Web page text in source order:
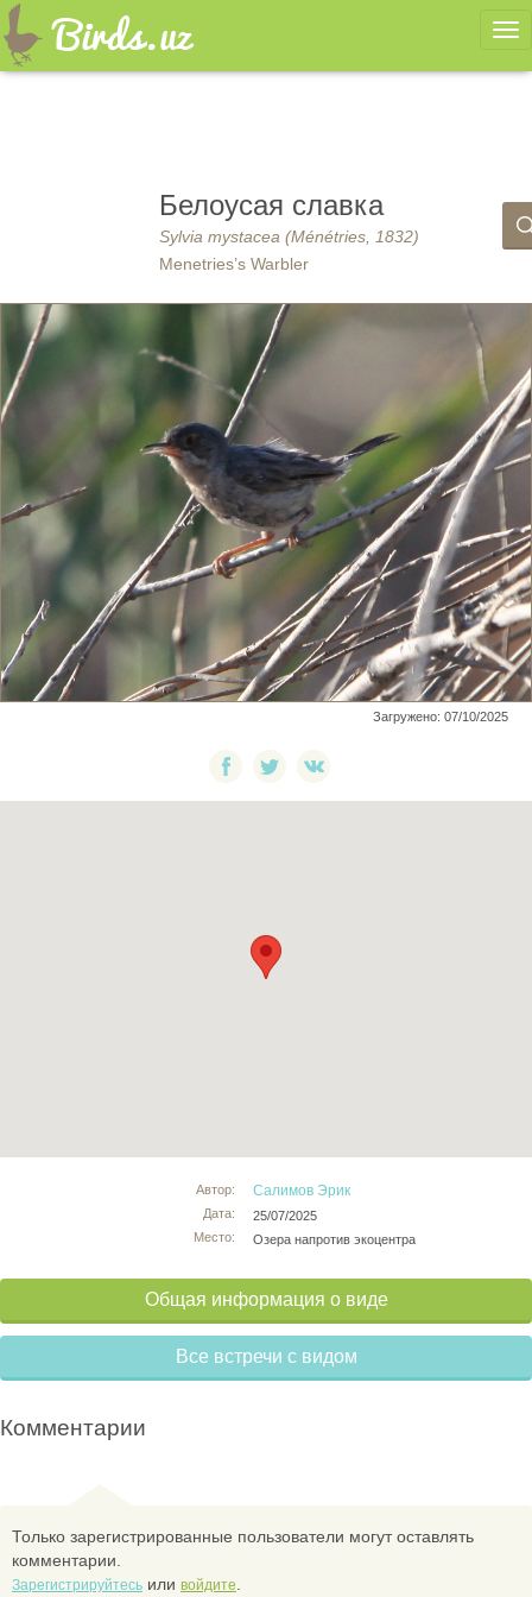
Белоусая славка
Sylvia mystacea (Ménétries, 1832)
Menetries’s Warbler
Загружено: 07/10/2025
Автор:
Дата:
Место:
Салимов Эрик
25/07/2025
Озера напротив экоцентра
Общая информация о виде
Все встречи с видом
Комментарии
Только зарегистрированные пользователи могут оставлять
комментарии.
Зарегистрируйтесь или войдите